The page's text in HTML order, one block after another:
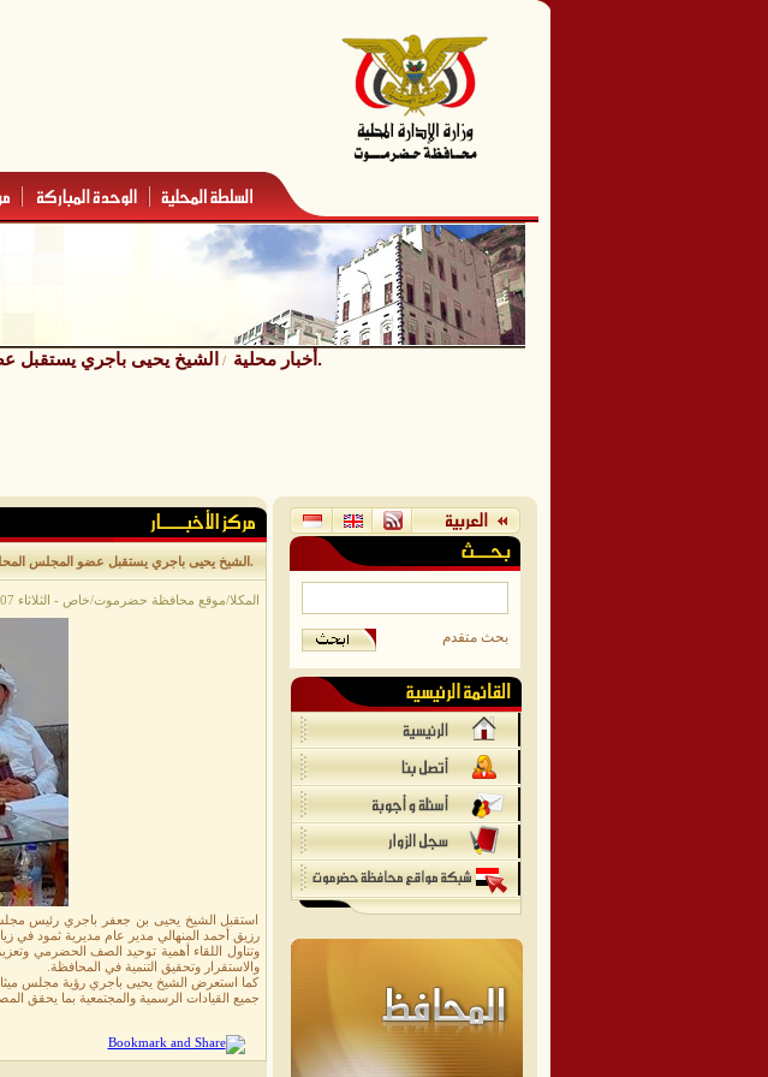
أخبار محلية / الشيخ يحيى باجري يستقبل عضو المجلس المحلي بحضرموت ومدير عام مديرية ثمود.
الشيخ يحيى باجري يستقبل عضو المجلس المحلي بحضرموت ومدير عام مديرية ثمود.
المكلا/موقع محافظة حضرموت/خاص - الثلاثاء 07/يـولـيــو/2026م
استقبل الشيخ يحيى بن جعفر باجري رئيس
رزيق أحمد المنهالي مدير عام مديرية ثمود في
وتناول اللقاء أهمية توحيد الصف الحضرمي
والاستقرار وتحقيق التنمية في المحافظة.
كما استعرض الشيخ يحيى باجري رؤية مجلس
جميع القيادات الرسمية والمجتمعية بما يحقق
بحث متقدم